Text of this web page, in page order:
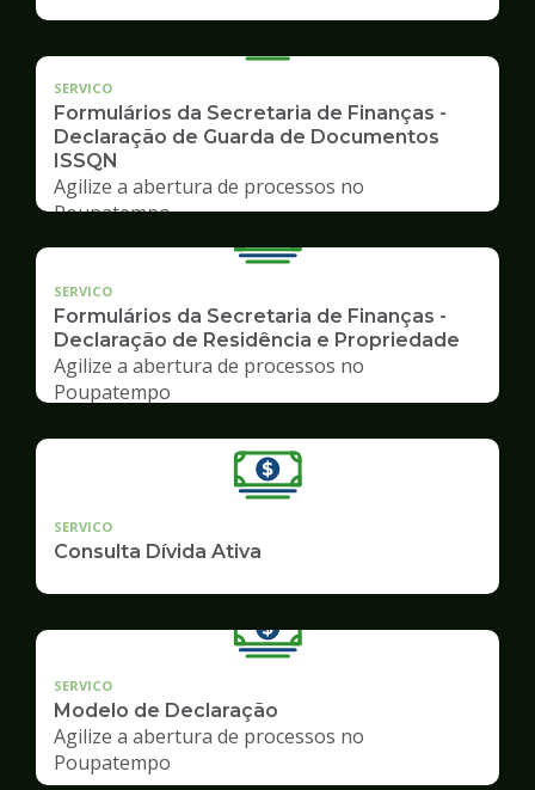
SERVICO
Formulários da Secretaria de Finanças -
Declaração de Guarda de Documentos
ISSQN
Agilize a abertura de processos no
Poupatempo
SERVICO
Formulários da Secretaria de Finanças -
Declaração de Residência e Propriedade
Agilize a abertura de processos no
Poupatempo
SERVICO
Consulta Dívida Ativa
SERVICO
Modelo de Declaração
Agilize a abertura de processos no
Poupatempo